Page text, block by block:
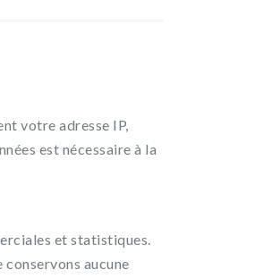
votre adresse IP,
est nécessaire à la
et statistiques.
aucune